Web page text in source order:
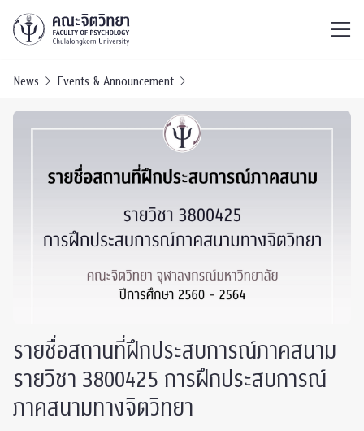
News Events & Announcement
รายชื่อสถานที่ฝึกประสบการณ์ภาคสนาม
รายวิชา 3800425 การฝึกประสบการณ์
ภาคสนามทางจิตวิทยา